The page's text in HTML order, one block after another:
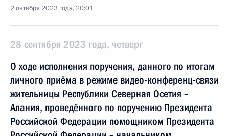
2 октября 2023 года, 20:01
28 сентября 2023 года, четверг
О ходе исполнения поручения, данного по итогам
личного приёма в режиме видео-конференц-связи
жительницы Республики Северная Осетия –
Алания, проведённого по поручению Президента
Российской Федерации помощником Президента